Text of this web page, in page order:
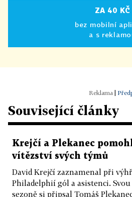
ZA 40 KČ
bez mobilní
a s
Související články
Krejčí a Plekanec
vítězství svých týmů
David Krejčí zaznamenal při
Philadelphií gól a asistenci.
sezoně si připsal Tomáš